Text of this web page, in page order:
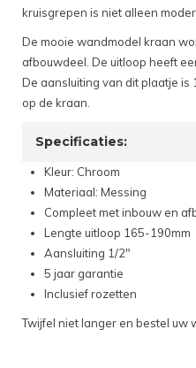
kruisgrepen is niet alleen
De mooie wandmodel kraan
afbouwdeel. De uitloop heeft
De aansluiting van dit plaatje is
op de kraan.
Specificaties:
Kleur: Chroom
Materiaal: Messing
Compleet met inbouw en
Lengte uitloop 165-190mm
Aansluiting 1/2"
5 jaar garantie
Inclusief rozetten
Twijfel niet langer en bestel uw